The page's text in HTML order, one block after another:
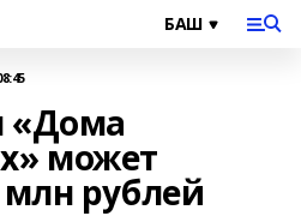
«Дома
может
млн рублей